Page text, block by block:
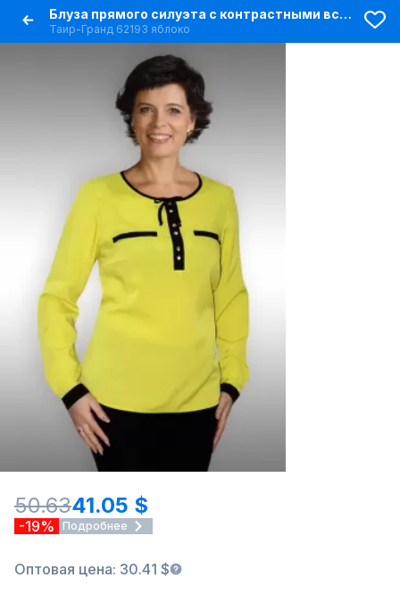
Блуза прямого силуэта с контрастными вставками и пуговицами
Таир-Гранд 62193 яблоко
50.6341.05 $
-19% Подробнее
Оптовая цена: 30.41 $